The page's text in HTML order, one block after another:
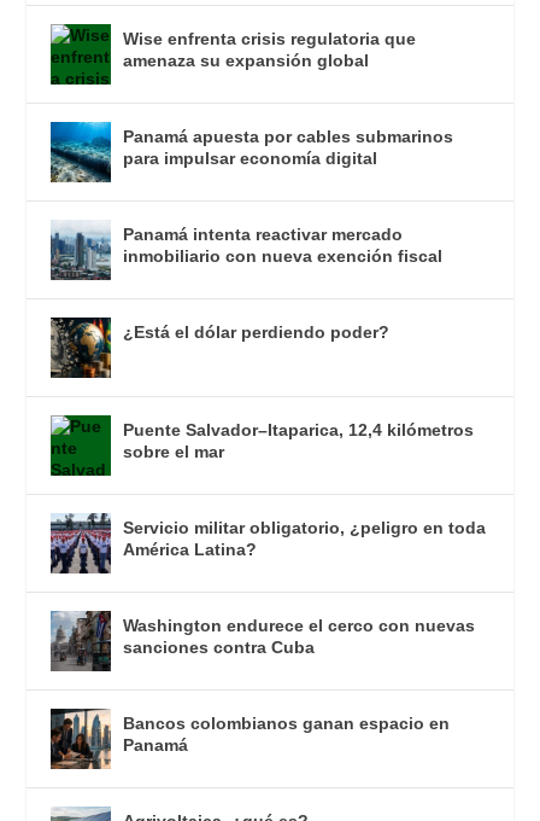
Wise enfrenta crisis regulatoria que
amenaza su expansión global
Panamá apuesta por cables submarinos
para impulsar economía digital
Panamá intenta reactivar mercado
inmobiliario con nueva exención fiscal
¿Está el dólar perdiendo poder?
Puente Salvador–Itaparica, 12,4 kilómetros
sobre el mar
Servicio militar obligatorio, ¿peligro en toda
América Latina?
Washington endurece el cerco con nuevas
sanciones contra Cuba
Bancos colombianos ganan espacio en
Panamá